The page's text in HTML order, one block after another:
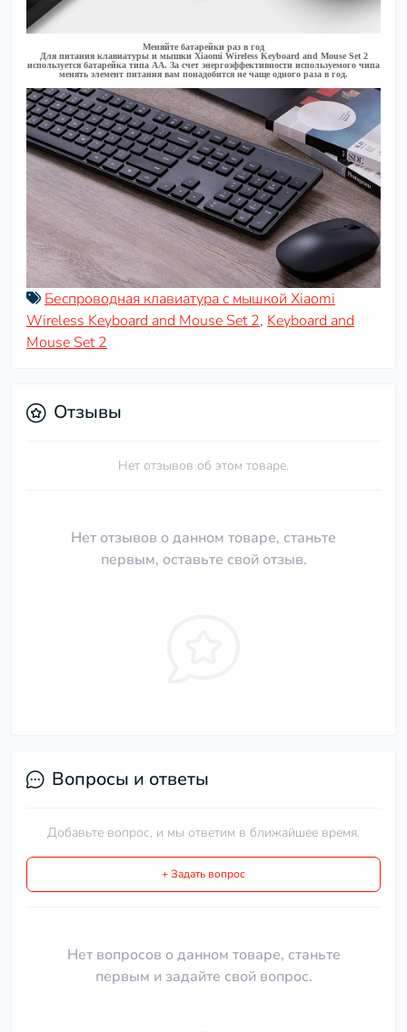
Меняйте батарейки раз в год
Для питания клавиатуры и мышки Xiaomi Wireless Keyboard and Mouse Set 2
используется батарейка типа АА. За счет энергоэффективности используемого чипа
менять элемент питания вам понадобится не чаще одного раза в год.
Беспроводная клавиатура с мышкой Xiaomi
Wireless Keyboard and Mouse Set 2, Keyboard and
Mouse Set 2
Отзывы
Нет отзывов об этом товаре.
Нет отзывов о данном товаре, станьте
первым, оставьте свой отзыв.
Вопросы и ответы
Добавьте вопрос, и мы ответим в ближайшее время.
+ Задать вопрос
Нет вопросов о данном товаре, станьте
первым и задайте свой вопрос.